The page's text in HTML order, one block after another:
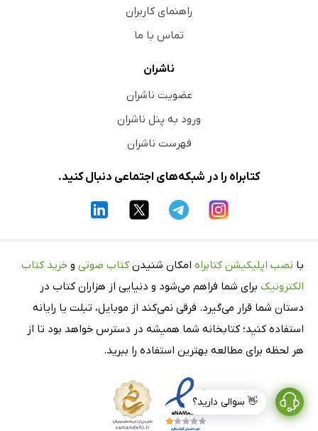
👋 سوالی دارید؟
راهنمای کاربران
تماس با ما
ناشران
عضویت ناشران
ورود به پنل ناشران
فهرست ناشران
کتابراه را در شبکه‌های اجتماعی دنبال کنید.
با نصب اپلیکیشن کتابراه امکان شنیدن کتاب صوتی و خرید کتاب
الکترونیک برای شما فراهم می‌شود و دنیایی از هزاران کتاب در
دستان شما قرار می‌گیرد. فرقی نمی‌کند از موبایل، تبلت یا رایانه
استفاده کنید؛ کتابخانه شما همیشه در دسترس خواهد بود تا از
هر لحظه برای مطالعه بهترین استفاده را ببرید.